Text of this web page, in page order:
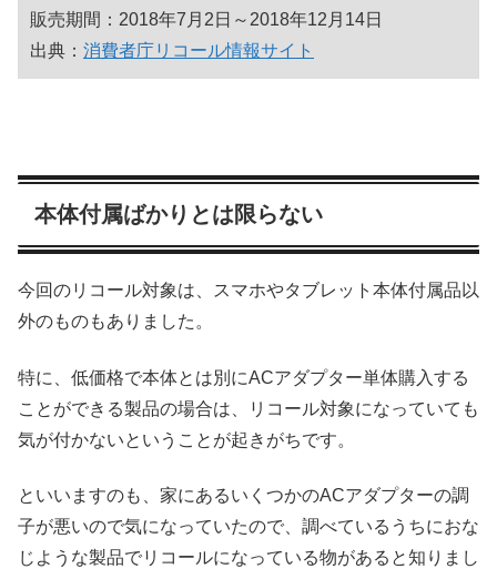
販売期間：2018年7月2日～2018年12月14日
出典： 消費者庁リコール情報サイト
本体付属ばかりとは限らない
今回のリコール対象は、スマホやタブレット本体付属品以
外のものもありました。
特に、低価格で本体とは別にACアダプター単体購入する
ことができる製品の場合は、リコール対象になっていても
気が付かないということが起きがちです。
といいますのも、家にあるいくつかのACアダプターの調
子が悪いので気になっていたので、調べているうちにおな
じような製品でリコールになっている物があると知りまし